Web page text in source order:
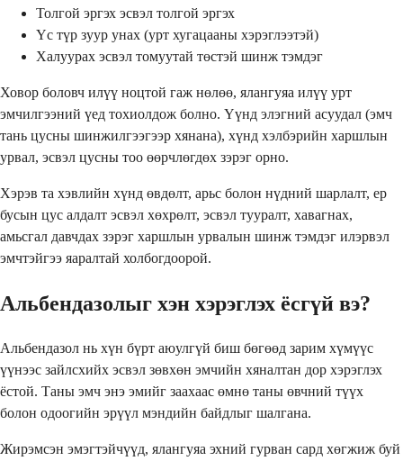
Толгой эргэх эсвэл толгой эргэх
Үс түр зуур унах (урт хугацааны хэрэглээтэй)
Халуурах эсвэл томуутай төстэй шинж тэмдэг
Ховор боловч илүү ноцтой гаж нөлөө, ялангуяа илүү урт
эмчилгээний үед тохиолдож болно. Үүнд элэгний асуудал (эмч
тань цусны шинжилгээгээр хянана), хүнд хэлбэрийн харшлын
урвал, эсвэл цусны тоо өөрчлөгдөх зэрэг орно.
Хэрэв та хэвлийн хүнд өвдөлт, арьс болон нүдний шарлалт, ер
бусын цус алдалт эсвэл хөхрөлт, эсвэл тууралт, хавагнах,
амьсгал давчдах зэрэг харшлын урвалын шинж тэмдэг илэрвэл
эмчтэйгээ яаралтай холбогдоорой.
Альбендазолыг хэн хэрэглэх ёсгүй вэ?
Альбендазол нь хүн бүрт аюулгүй биш бөгөөд зарим хүмүүс
үүнээс зайлсхийх эсвэл зөвхөн эмчийн хяналтан дор хэрэглэх
ёстой. Таны эмч энэ эмийг заахаас өмнө таны өвчний түүх
болон одоогийн эрүүл мэндийн байдлыг шалгана.
Жирэмсэн эмэгтэйчүүд, ялангуяа эхний гурван сард хөгжиж буй